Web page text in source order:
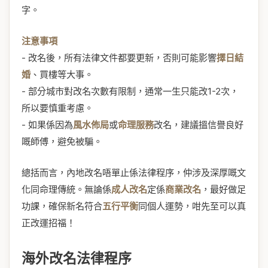
字。
注意事項
- 改名後，所有法律文件都要更新，否則可能影響擇日結
婚、買樓等大事。
- 部分城市對改名次數有限制，通常一生只能改1-2次，
所以要慎重考慮。
- 如果係因為風水佈局或命理服務改名，建議搵信譽良好
嘅師傅，避免被騙。
總括而言，內地改名唔單止係法律程序，仲涉及深厚嘅文
化同命理傳統。無論係成人改名定係商業改名 ，最好做足
功課，確保新名符合五行平衡同個人運勢，咁先至可以真
正改運招福！
海外改名法律程序